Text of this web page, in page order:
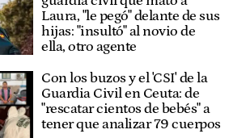
Laura, "le pegó" delante de sus
hijas: "insultó" al novio de
ella, otro agente
Con los buzos y el 'CSI' de la
Guardia Civil en Ceuta: de
"rescatar cientos de bebés" a
tener que analizar 79 cuerpos